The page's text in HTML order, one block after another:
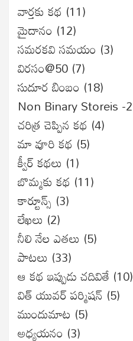
వార్తకు కథ (11)
మైదానం (12)
సమరకవి సమయం (3)
విరసం@50 (7)
సుదూర బింబం (18)
Non Binary Storeis -2
చరిత్ర చెప్పిన కథ (4)
మా వూరి కథ (5)
క్వీర్ కథలు (1)
బొమ్మకు కథ (11)
కార్టూన్స్ (3)
లేఖలు (2)
నీలి నేల ఎతలు (5)
పాటలు (33)
ఆ కథ ఇప్పుడు చదివితే (10)
విత్ యువర్ పర్మిషన్ (5)
ముందుమాట (5)
అధ్యయనం (3)